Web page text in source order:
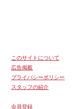
このサイトについて
広告掲載
プライバシーポリシー
スタッフの紹介
会員登録